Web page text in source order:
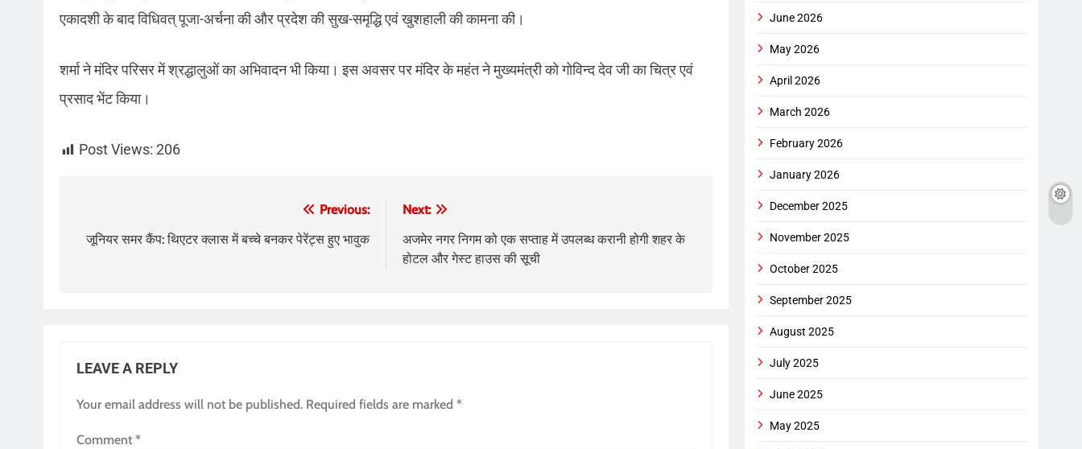
एकादशी के बाद विधिवत् पूजा-अर्चना की और प्रदेश की सुख-समृद्धि एवं खुशहाली की कामना की।
शर्मा ने मंदिर परिसर में श्रद्धालुओं का अभिवादन भी किया। इस अवसर पर मंदिर के महंत ने मुख्यमंत्री को गोविन्द देव जी का चित्र एवं
प्रसाद भेंट किया।
Post Views: 206
navigation
Previous:
जूनियर समर कैंप: थिएटर क्लास में बच्चे बनकर पेरेंट्स हुए भावुक
Next:
अजमेर नगर निगम को एक सप्ताह में उपलब्ध करानी होगी शहर के
होटल और गेस्ट हाउस की सूची
LEAVE A REPLY
Your email address will not be published. Required fields are marked *
Comment *
June 2026
May 2026
April 2026
March 2026
February 2026
January 2026
December 2025
November 2025
October 2025
September 2025
August 2025
July 2025
June 2025
May 2025